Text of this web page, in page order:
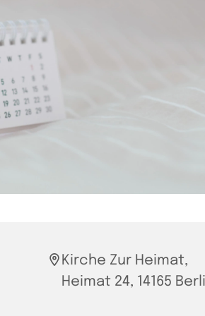
Kirche Zur Heimat,
Heimat 24, 14165